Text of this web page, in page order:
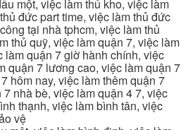
một, việc làm thủ kho, việc làm
đức part time, việc làm thủ đức
tại nhà tphcm, việc làm thủ
thủ quỹ, việc làm quận 7, việc làm
làm quận 7 giờ hành chính, việc
quận 7 lương cao, việc làm quận 7
hôm nay, việc làm thêm quận 7
nhà bè, việc làm quận 4 7, việc
thạnh, việc làm bình tân, việc
vệ